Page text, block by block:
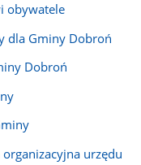
obywatele
dla Gminy Dobroń
Dobroń
urzędu